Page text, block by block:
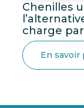
Chenilles
charge
En savoir